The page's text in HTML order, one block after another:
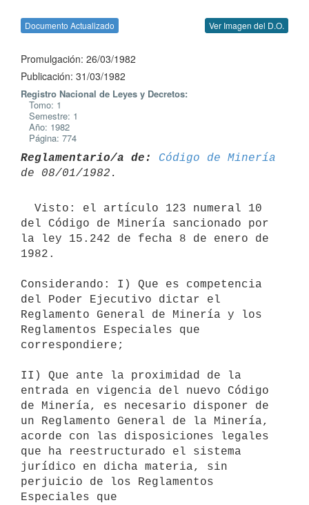
Documento Actualizado Ver Imagen del D.O.
Promulgación: 26/03/1982
Publicación: 31/03/1982
Registro Nacional de Leyes y Decretos:
Tomo: 1
Semestre: 1
Año: 1982
Página: 774
Reglamentario/a de:
Código de Minería
del Código de Minería sancionado por
la ley 15.242 de fecha 8 de enero de
1982.
Considerando: I) Que es competencia
del Poder Ejecutivo dictar el
Reglamento General de Minería y los
Reglamentos Especiales que
correspondiere;
II) Que ante la proximidad de la
entrada en vigencia del nuevo Código
de Minería, es necesario disponer de
un Reglamento General de la Minería,
acorde con las disposiciones legales
que ha reestructurado el sistema
jurídico en dicha materia, sin
perjuicio de los Reglamentos
Especiales que